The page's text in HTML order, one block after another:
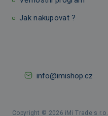
Jak nakupovat ?
info@imishop.cz
Copyright © 2026 iMi Trade s.r.o.